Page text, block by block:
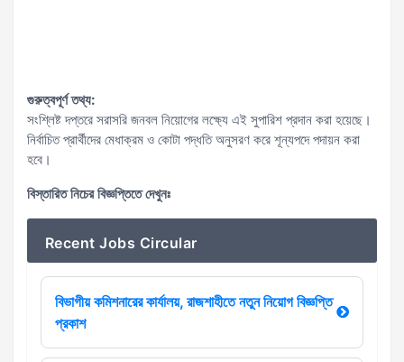
গুরুত্বপূর্ণ তথ্য:
সংশ্লিষ্ট দপ্তরে সরাসরি জনবল নিয়োগের লক্ষ্যে এই সুপারিশ প্রদান করা হয়েছে।
নির্বাচিত প্রার্থীদের মেধাক্রম ও কোটা পদ্ধতি অনুসরণ করে শূন্যপদে পদায়ন করা
হবে।
বিস্তারিত নিচের বিজ্ঞপ্তিতে দেখুনঃ
Recent Jobs Circular
বিভাগীয় কমিশনারের কার্যালয়, রাজশাহীতে নতুন নিয়োগ বিজ্ঞপ্তি
প্রকাশ